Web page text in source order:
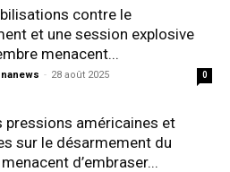
contre le
et une session explosive
menacent...
- 28 août 2025 0
pressions américaines et
sur le désarmement du
d’embraser...